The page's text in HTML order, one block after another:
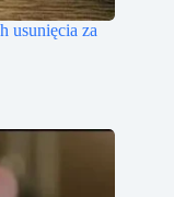
usunięcia za